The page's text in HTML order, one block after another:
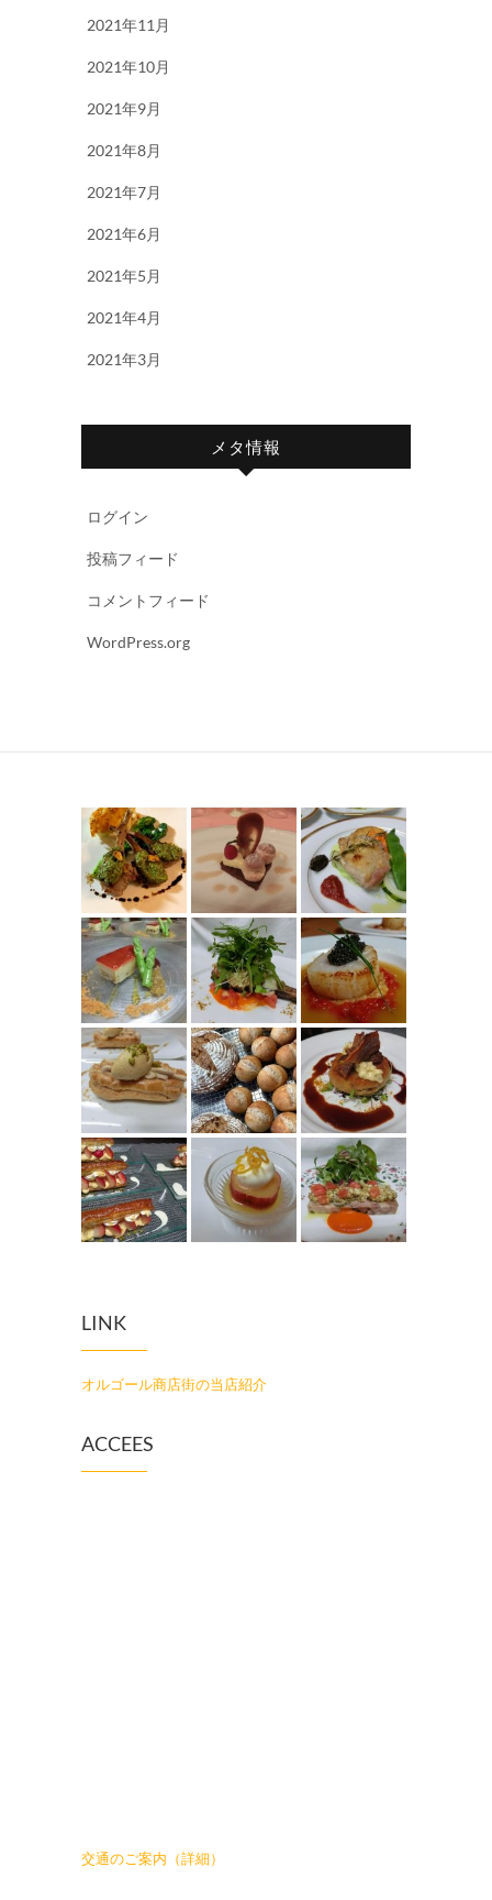
2021年11月
2021年10月
2021年9月
2021年8月
2021年7月
2021年6月
2021年5月
2021年4月
2021年3月
メタ情報
ログイン
投稿フィード
コメントフィード
WordPress.org
LINK
オルゴール商店街の当店紹介
ACCEES
交通のご案内（詳細）